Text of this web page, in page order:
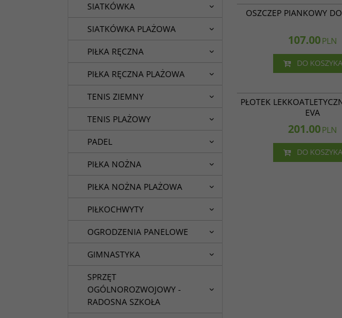
OSZCZEP PIANKOWY
107.00PLN
DO KOSZYKA
PŁOTEK
EVA
201.00PLN
DO KOSZYKA
SIATKÓWKA
SIATKÓWKA PLAŻOWA
PIŁKA RĘCZNA
PIŁKA RĘCZNA PLAŻOWA
TENIS ZIEMNY
TENIS PLAŻOWY
PADEL
PIŁKA NOŻNA
PIŁKA NOŻNA PLAŻOWA
PIŁKOCHWYTY
OGRODZENIA PANELOWE
GIMNASTYKA
SPRZĘT
OGÓLNOROZWOJOWY -
RADOSNA SZKOŁA